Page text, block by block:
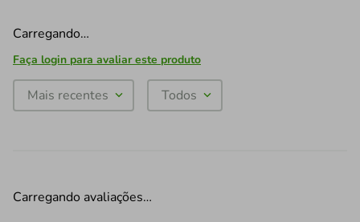
Carregando…
Faça login para avaliar este produto
Mais recentes Todos
Carregando avaliações…